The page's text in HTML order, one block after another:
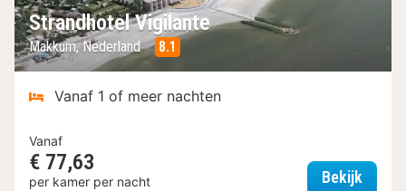
Strandhotel Vigilante
Makkum, Nederland 8.1
Vanaf 1 of meer nachten
Vanaf
€ 77,63
per kamer per nacht Bekijk